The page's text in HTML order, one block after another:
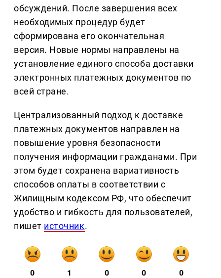
обсуждений. После завершения всех
необходимых процедур будет
сформирована его окончательная
версия. Новые нормы направлены на
установление единого способа доставки
электронных платежных документов по
всей стране.
Централизованный подход к доставке
платежных документов направлен на
повышение уровня безопасности
получения информации гражданами. При
этом будет сохранена вариативность
способов оплаты в соответствии с
Жилищным кодексом РФ, что обеспечит
удобство и гибкость для пользователей,
пишет источник.
0 1 0 0 0